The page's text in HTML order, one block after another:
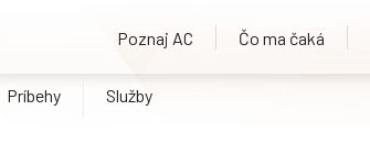
Poznaj AC Čo ma čaká
Príbehy Služby